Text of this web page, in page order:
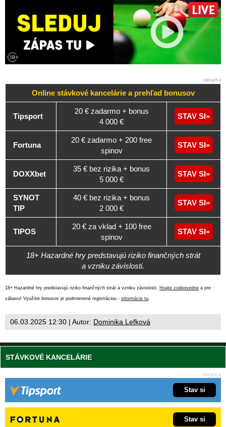
Online stávkové kancelárie a prehľad bonusov
Tipsport
20 € zadarmo + bonus
4 000 €
STAV SI
Fortuna
20 € zadarmo + 200 free
spinov
STAV SI
DOXXbet
35 € bez rizika + bonus
5 000 €
STAV SI
SYNOT
TIP
40 € bez rizika + bonus
2 000 €
STAV SI
TIPOS
20 € za vklad + 100 free
spinov
STAV SI
18+ Hazardné hry predstavujú riziko finančných strát
a vzniku závislosti.
18+ Hazardné hry predstavujú riziko finančných strát a vzniku závislosti. Hrajte zodpovedne a pre
zábavu! Využitie bonusov je podmienené registráciou - informácie tu.
06.03.2025 12:30 | Autor: Dominika Lefková
STÁVKOVÉ KANCELÁRIE
Stav si
Stav si